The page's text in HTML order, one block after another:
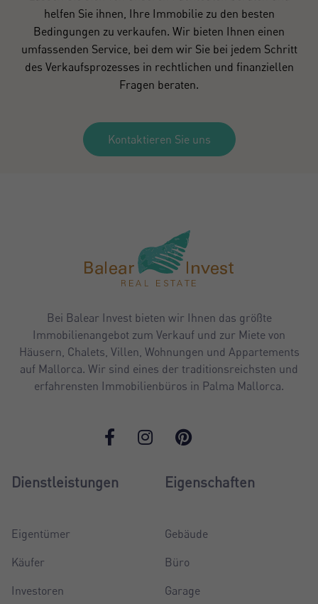
helfen Sie ihnen, Ihre Immobilie zu den besten
Bedingungen zu verkaufen. Wir bieten Ihnen einen
umfassenden Service, bei dem wir Sie bei jedem Schritt
des Verkaufsprozesses in rechtlichen und finanziellen
Fragen beraten.
Kontaktieren Sie uns
Bei Balear Invest bieten wir Ihnen das größte
Immobilienangebot zum Verkauf und zur Miete von
Häusern, Chalets, Villen, Wohnungen und Appartements
auf Mallorca. Wir sind eines der traditionsreichsten und
erfahrensten Immobilienbüros in Palma Mallorca.
Dienstleistungen
Eigentümer
Käufer
Investoren
Eigenschaften
Gebäude
Büro
Garage